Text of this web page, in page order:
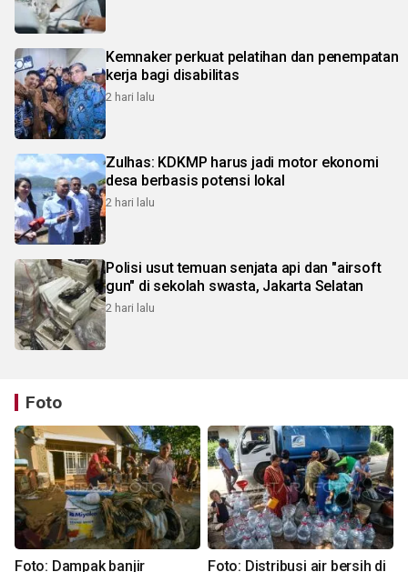
Kemnaker perkuat pelatihan dan penempatan
kerja bagi disabilitas
2 hari lalu
Zulhas: KDKMP harus jadi motor ekonomi
desa berbasis potensi lokal
2 hari lalu
Polisi usut temuan senjata api dan "airsoft
gun" di sekolah swasta, Jakarta Selatan
2 hari lalu
Foto
Foto: Dampak banjir
Foto: Distribusi air bersih di